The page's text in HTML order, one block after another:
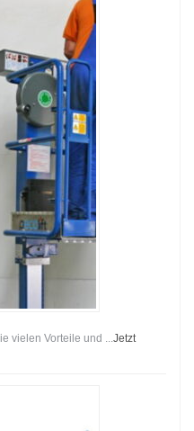
vielen Vorteile und ... Jetzt